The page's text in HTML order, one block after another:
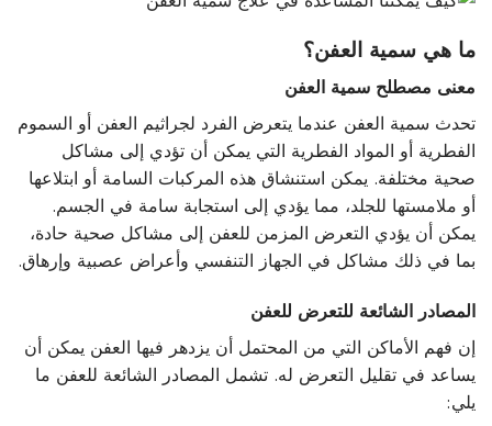
ما هي سمية العفن؟
معنى مصطلح سمية العفن
تحدث سمية العفن عندما يتعرض الفرد لجراثيم العفن أو السموم
الفطرية أو المواد الفطرية التي يمكن أن تؤدي إلى مشاكل
صحية مختلفة. يمكن استنشاق هذه المركبات السامة أو ابتلاعها
أو ملامستها للجلد، مما يؤدي إلى استجابة سامة في الجسم.
يمكن أن يؤدي التعرض المزمن للعفن إلى مشاكل صحية حادة،
بما في ذلك مشاكل في الجهاز التنفسي وأعراض عصبية وإرهاق.
المصادر الشائعة للتعرض للعفن
إن فهم الأماكن التي من المحتمل أن يزدهر فيها العفن يمكن أن
يساعد في تقليل التعرض له. تشمل المصادر الشائعة للعفن ما
يلي: